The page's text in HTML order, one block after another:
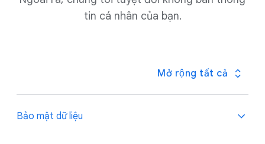
tin cá nhân của bạn.
Mở rộng tất cả
Bảo mật dữ liệu